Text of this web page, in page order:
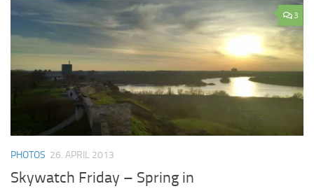
3
PHOTOS 26. APRIL 2013
Skywatch Friday – Spring in